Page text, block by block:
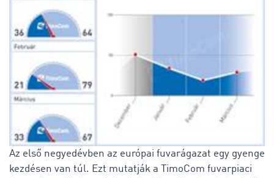
Az első negyedévben az európai fuvarágazat egy gyenge
kezdésen van túl. Ezt mutatják a TimoCom fuvarpiaci